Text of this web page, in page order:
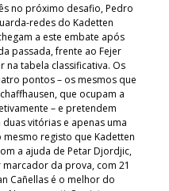
no próximo desafio, Pedro
redes do Kadetten
a este embate após
passada, frente ao Fejer
na tabela classificativa. Os
pontos – os mesmos que
que ocupam a
– e pretendem
vitórias e apenas uma
registo que Kadetten
a ajuda de Petar Djordjic,
da prova, com 21
Cañellas é o melhor do